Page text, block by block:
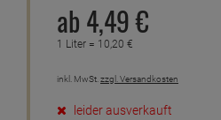
ab 4,49€
1 Liter = 10,20 €
inkl. MwSt.zzgl. Versandkosten
leider ausverkauft